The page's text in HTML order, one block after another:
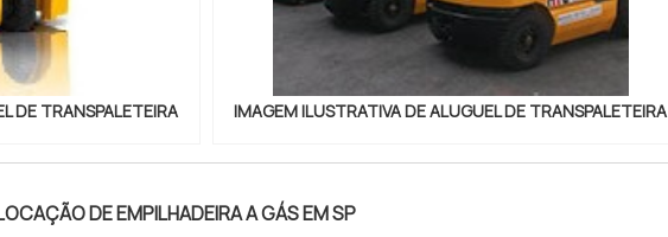
DE TRANSPALETEIRA IMAGEM ILUSTRATIVA DE ALUGUEL DE TRANSPALETEIRA
DE EMPILHADEIRA A GÁS EM SP